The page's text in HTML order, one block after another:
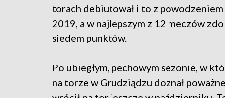
torach debiutował i to z
2019, a w najlepszym z 12 meczów
siedem punktów.
Po ubiegłym, pechowym sezonie, w
na torze w Grudziądzu doznał